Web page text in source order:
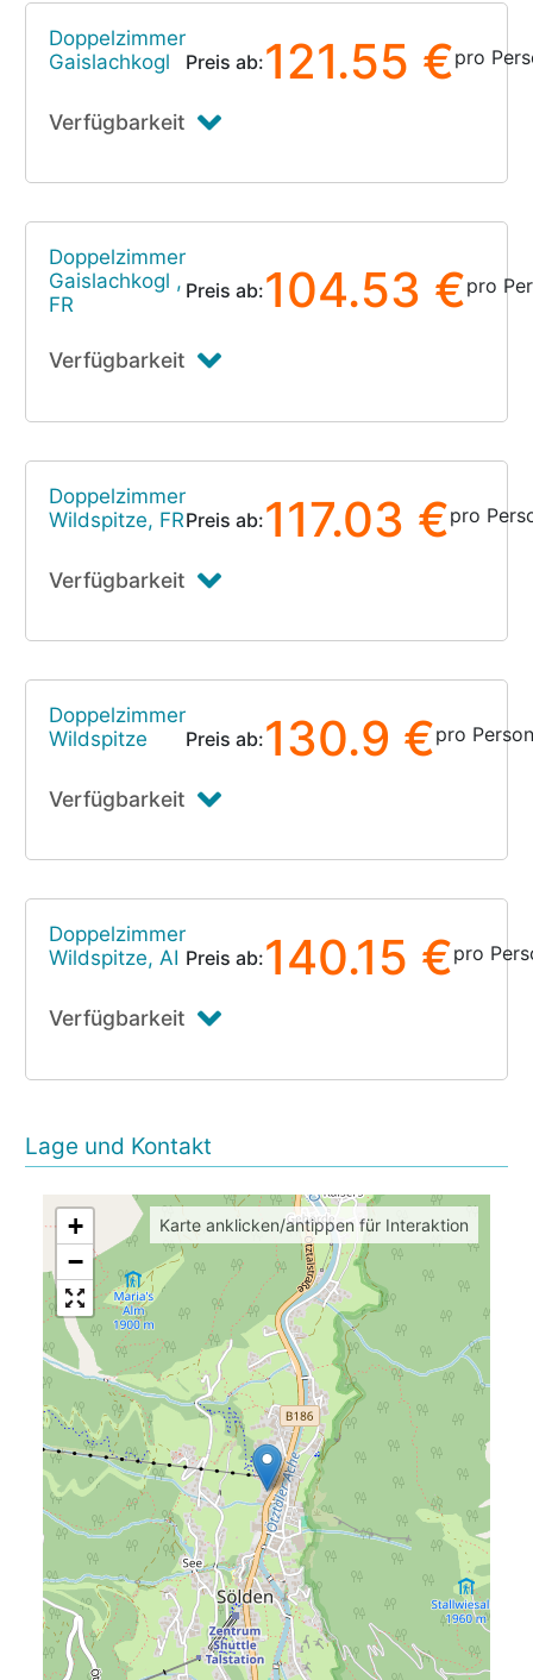
Doppelzimmer
Gaislachkogl
Preis ab:121.55 €pro
Verfügbarkeit
Doppelzimmer
Gaislachkogl ,
FR
Preis ab:104.53 €pro
Verfügbarkeit
Doppelzimmer
Wildspitze, FRPreis ab:117.03 €pro
Verfügbarkeit
Doppelzimmer
Wildspitze
Preis ab:130.9 €pro Person
Verfügbarkeit
Doppelzimmer
Wildspitze, AI Preis ab:140.15 €pro
Verfügbarkeit
Lage und Kontakt
+
−
Karte anklicken/antippen für Interaktion